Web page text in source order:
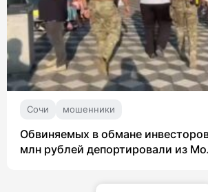
Сочи мошенники
Обвиняемых в обмане
млн рублей депортировали из